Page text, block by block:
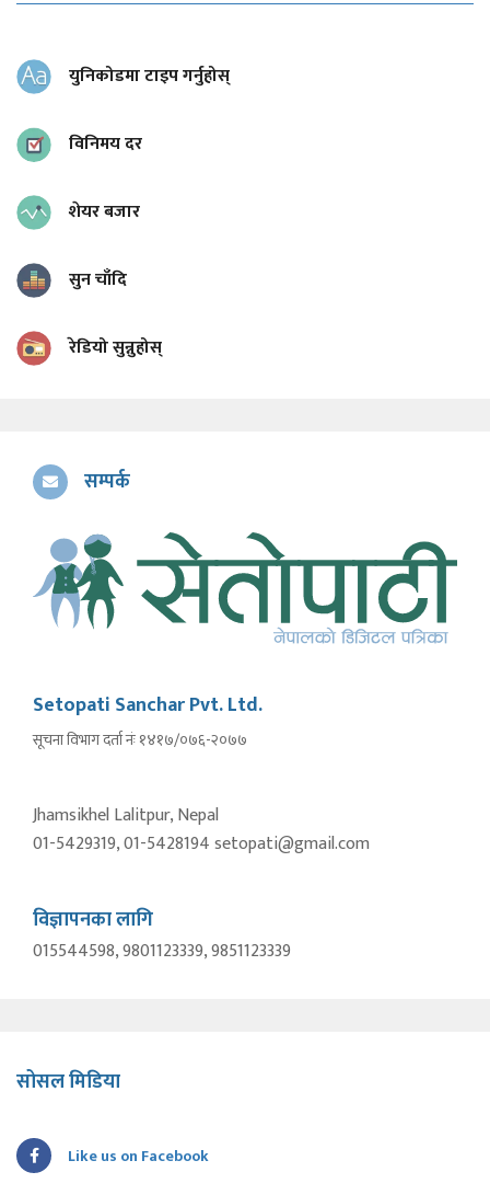
युनिकोडमा टाइप गर्नुहोस्
विनिमय दर
शेयर बजार
सुन चाँदि
रेडियो सुन्नुहोस्
सम्पर्क
Setopati Sanchar Pvt. Ltd.
सूचना विभाग दर्ता नंः १४१७/०७६-२०७७
Jhamsikhel Lalitpur, Nepal
01-5429319, 01-5428194 setopati@gmail.com
विज्ञापनका लागि
015544598, 9801123339, 9851123339
सोसल मिडिया
Like us on Facebook